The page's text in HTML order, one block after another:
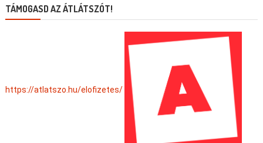
TÁMOGASD AZ ÁTLÁTSZÓT!
https://atlatszo.hu/elofizetes/